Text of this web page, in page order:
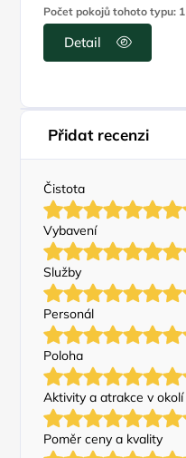
Počet pokojů tohoto typu: 1
Detail
Přidat recenzi
Čistota
Vybavení
Služby
Personál
Poloha
Aktivity a atrakce v okolí
Poměr ceny a kvality